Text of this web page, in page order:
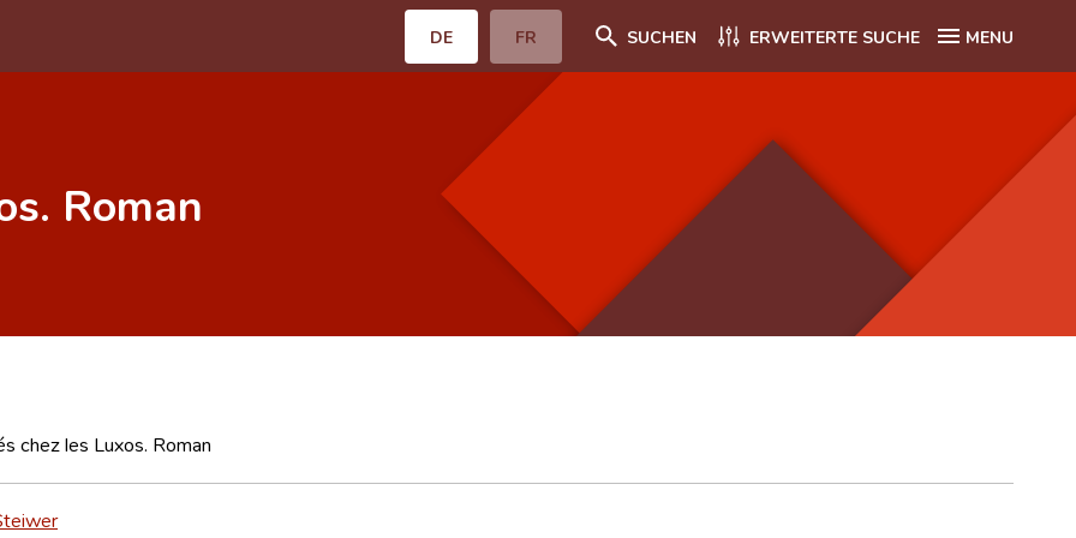
DE FR SUCHEN ERWEITERTE SUCHE MENU
Roman
chez les Luxos. Roman